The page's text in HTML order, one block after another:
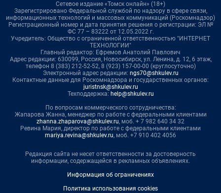
Сетевое издание «Томск онлайн» (18+)
Зарегистрировано Федеральной службой по надзору в сфере связи,
информационных технологий и массовых коммуникаций (Роскомнадзор)
Регистрационный номер и дата принятия решения о регистрации: ЭЛ №
ФС 77 – 83222 от 12.05.2022 г.
Учредитель: Общество с ограниченной ответственностью "ИНТЕРНЕТ
ТЕХНОЛОГИИ"
Главный редактор: Ефремов Анатолий Павлович
Адрес редакции: 630099, Россия, Новосибирск, ул. Ленина, д. 12, 6 этаж,
телефон 8 (383) 212-52-52, 8 (923) 157-00-00 (круглосуточно)
Электронный адрес редакции: ngs70@shkulev.ru
Контактные данные для Роскомнадзора и государственных органов:
juristnsk@shkulev.ru
Техподдержка: help@shkulev.ru
По вопросам коммерческого сотрудничества:
Жапарова Жанна, менеджер по работе с федеральными клиентами
zhanna.zhaparova@shkulev.ru, моб. + 7 982 640 34 32
Ревина Мария, директор по работе с федеральными клиентами
mariya.revina@shkulev.ru, моб. +7 910 402 4056
Редакция сайта не несет ответственности за достоверность
информации, содержащейся в рекламных объявлениях.
Информация об ограничениях
Политика использования cookies